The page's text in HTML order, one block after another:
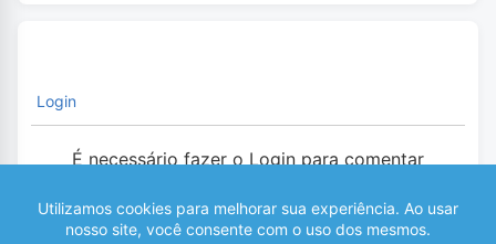
Login
É necessário fazer o Login para comentar
0 COMENTÁRIOS